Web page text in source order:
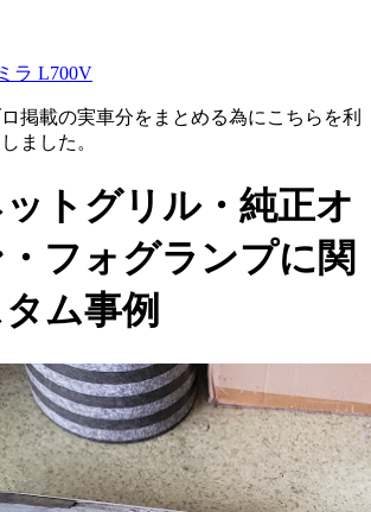
ラ L700V
掲載の実車分をまとめる為にこちらを利
ました。
トグリル・純正オ
フォグランプに関
ム事例